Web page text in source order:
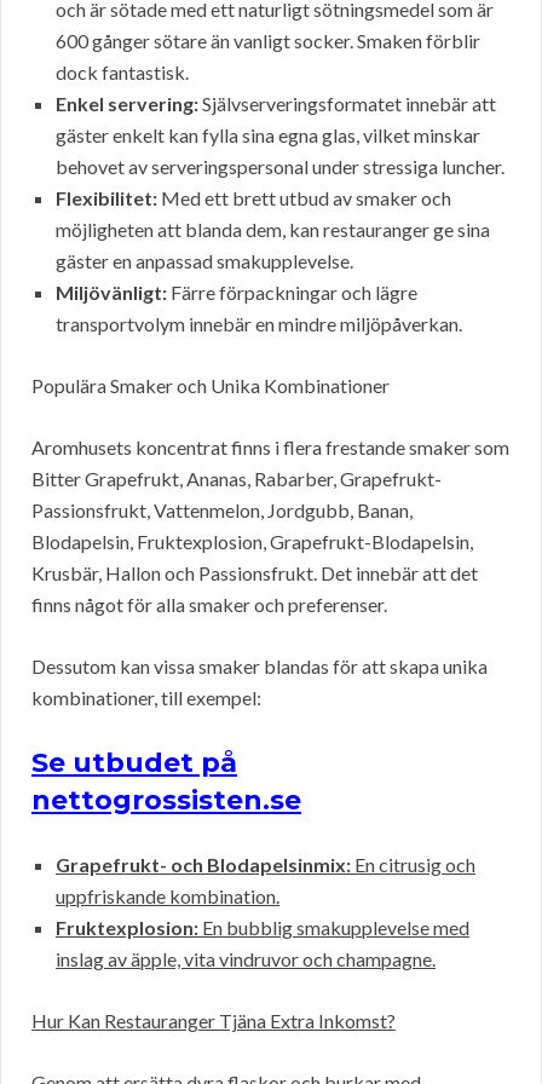
och är sötade med ett naturligt sötningsmedel som är
600 gånger sötare än vanligt socker. Smaken förblir
dock fantastisk.
Enkel servering:Självserveringsformatet innebär att
gäster enkelt kan fylla sina egna glas, vilket minskar
behovet av serveringspersonal under stressiga luncher.
Flexibilitet: Med ett brett utbud av smaker och
möjligheten att blanda dem, kan restauranger ge sina
gäster en anpassad smakupplevelse.
Miljövänligt: Färre förpackningar och lägre
transportvolym innebär en mindre miljöpåverkan.
Populära Smaker och Unika Kombinationer
Aromhusets koncentrat finns i flera frestande smaker som
Bitter Grapefrukt, Ananas, Rabarber, Grapefrukt-
Passionsfrukt, Vattenmelon, Jordgubb, Banan,
Blodapelsin, Fruktexplosion, Grapefrukt-Blodapelsin,
Krusbär, Hallon och Passionsfrukt. Det innebär att det
finns något för alla smaker och preferenser.
Dessutom kan vissa smaker blandas för att skapa unika
kombinationer, till exempel:
Se utbudet på
nettogrossisten.se
Grapefrukt- och Blodapelsinmix: En citrusig och
uppfriskande kombination.
Fruktexplosion: En bubblig smakupplevelse med
inslag av äpple, vita vindruvor och champagne.
Hur Kan Restauranger Tjäna Extra Inkomst?